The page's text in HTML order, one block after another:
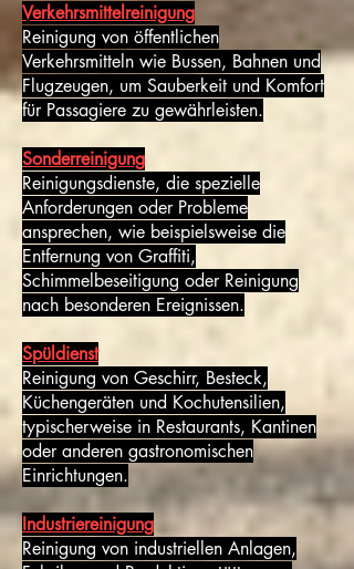
Verkehrsmittelreinigung
Reinigung von öffentlichen
Verkehrsmitteln wie Bussen, Bahnen und
Flugzeugen, um Sauberkeit und Komfort
für Passagiere zu gewährleisten.
Sonderreinigung
Reinigungsdienste, die spezielle
Anforderungen oder Probleme
ansprechen, wie beispielsweise die
Entfernung von Graffiti,
Schimmelbeseitigung oder Reinigung
nach besonderen Ereignissen.
Spüldienst
Reinigung von Geschirr, Besteck,
Küchengeräten und Kochutensilien,
typischerweise in Restaurants, Kantinen
oder anderen gastronomischen
Einrichtungen.
Industriereinigung
Reinigung von industriellen Anlagen,